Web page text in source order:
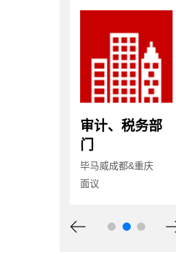
审计、税务部
门
毕马威成都&重庆
面议